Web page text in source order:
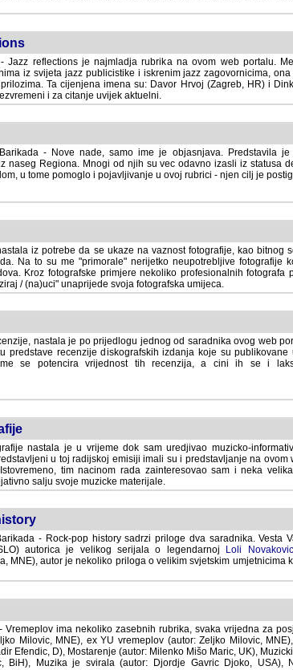
Jazz reflections je najmladja rubrika na ovom web portalu.
svijeta jazz publicistike i iskrenim jazz zagovornicima, ona
Ta cijenjena imena su: Davor Hrvoj (Zagreb, HR) i
i za citanje uvijek aktuelni.
- Nove nade, samo ime je objasnjava. Predstavila
naseg Regiona. Mnogi od njih su vec odavno izasli iz statusa
u tome pomoglo i pojavljivanje u ovoj rubrici - njen cilj je postignut.
iz potrebe da se ukaze na vaznost fotografije, kao bitnog
Na to su me "primorale" nerijetko neupotrebljive fotografije
Kroz fotografske primjere nekoliko profesionalnih fotografa
/ (na)uci" unaprijede svoja fotografska umijeca.
nastala je po prijedlogu jednog od saradnika ovog web
predstave recenzije diskografskih izdanja koje su publikovane
se potencira vrijednost tih recenzija, a cini ih se i
nastala je u vrijeme dok sam uredjivao muzicko-
u toj radijskoj emisiji imali su i predstavljanje na ovom
tim nacinom rada zainteresovao sam i neka
salju svoje muzicke materijale.
- Rock-pop history sadrzi priloge dva saradnika. Vesta
autorica je velikog serijala o legendarnoj
Loli Novakovic
MNE), autor je nekoliko priloga o velikim svjetskim umjetnicima
Vremeplov ima nekoliko zasebnih rubrika, svaka vrijedna za
Milovic, MNE), ex YU vremeplov (autor: Zeljko Milovic,
Efendic, D), Mostarenje (autor: Milenko Mišo Maric, UK),
BiH), Muzika je svirala (autor: Djordje Gavric Djoko, USA),